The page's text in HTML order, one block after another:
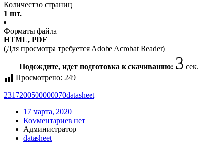
Количество страниц
1 шт.
Форматы файла
HTML, PDF
(Для просмотра требуется Adobe Acrobat Reader)
Подождите, идет подготовка к скачиванию: 3 сек.
Просмотрено: 249
2317200500000070datasheet
17 марта, 2020
Комментариев нет
Администратор
datasheet